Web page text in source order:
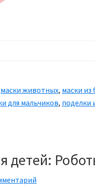
маски животных, маски из
для мальчиков, поделки
детей: